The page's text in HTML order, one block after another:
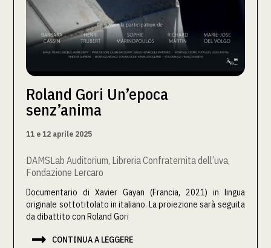
Roland Gori Un’epoca
senz’anima
11 e 12 aprile 2025
DAMSLab Auditorium, Libreria Confraternita dell’uva,
Fondazione Lercaro
Documentario di Xavier Gayan (Francia, 2021) in lingua
originale sottotitolato in italiano. La proiezione sarà seguita
da dibattito con Roland Gori
 CONTINUA A LEGGERE